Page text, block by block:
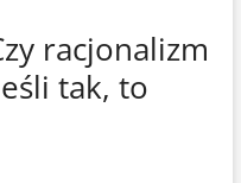
racjonalizm
tak, to